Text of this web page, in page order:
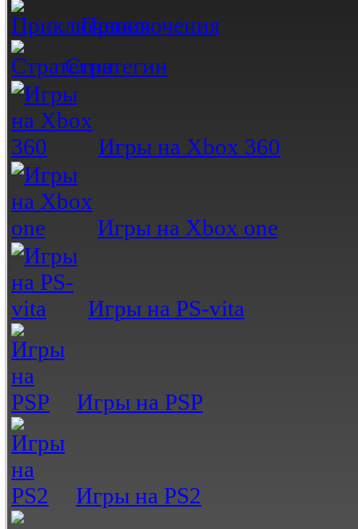
Приключения
Стратегии
Игры на Xbox 360
Игры на Xbox one
Игры на PS-vita
Игры на PSP
Игры на PS2